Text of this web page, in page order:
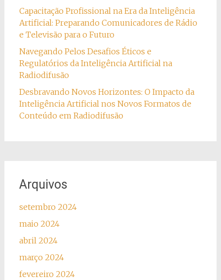
Capacitação Profissional na Era da Inteligência
Artificial: Preparando Comunicadores de Rádio
e Televisão para o Futuro
Navegando Pelos Desafios Éticos e
Regulatórios da Inteligência Artificial na
Radiodifusão
Desbravando Novos Horizontes: O Impacto da
Inteligência Artificial nos Novos Formatos de
Conteúdo em Radiodifusão
Arquivos
setembro 2024
maio 2024
abril 2024
março 2024
fevereiro 2024